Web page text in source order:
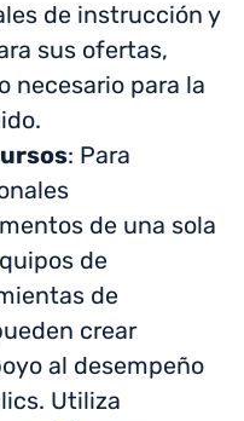
de instrucción y
sus ofertas,
necesario para la
: Para
de una sola
de
de
crear
al desempeño
Utiliza